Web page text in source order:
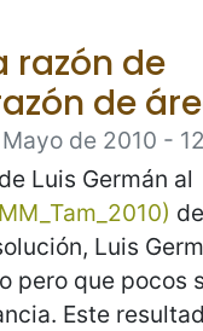
razón de
de
de 2010 -
Luis Germán al
Luis
pero que pocos
Este